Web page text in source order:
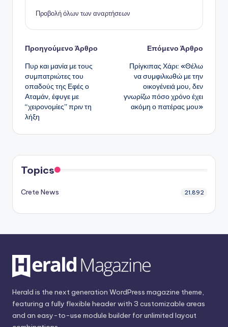
Προβολή όλων των αναρτήσεων
Πλοήγηση
δημοσιεύσεων
Προηγούμενο Άρθρο
Πυρ και μανία με τους
συμπατριώτες του
οπαδούς της Εφές ο
Αταμάν, έφυγε με
“χειρονομίες” πριν τη
λήξη
Επόμενο Άρθρο
Πρίγκιπας Χάρι: «Θέλω
να συμφιλιωθώ με την
οικογένειά μου, δεν
γνωρίζω πόσο χρόνο έχει
ακόμη ο πατέρας μου»
Topics
Crete News 21,892
Herald is the next generation WordPress magazine theme,
featuring a fully flexible header with 3 customizable areas
and an easy-to-use module builder for unlimited layout